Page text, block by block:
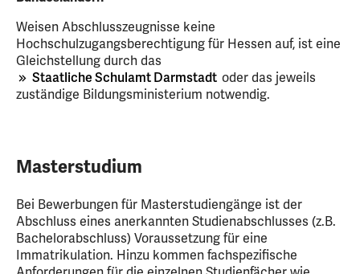
Weisen Abschlusszeugnisse keine
Hochschulzugangsberechtigung für Hessen auf, ist eine
Gleichstellung durch das
Staatliche Schulamt Darmstadt oder das jeweils
zuständige Bildungsministerium notwendig.
Masterstudium
Bei Bewerbungen für Masterstudiengänge ist der
Abschluss eines anerkannten Studienabschlusses (z.B.
Bachelorabschluss) Voraussetzung für eine
Immatrikulation. Hinzu kommen fachspezifische